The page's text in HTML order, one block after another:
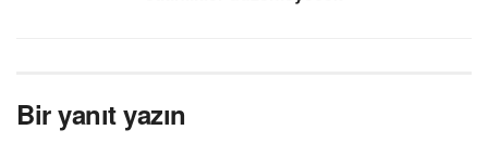
Bir yanıt yazın